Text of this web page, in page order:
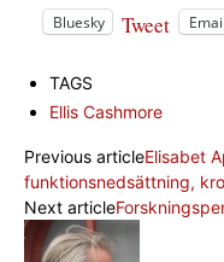
Bluesky Tweet Email
TAGS
Ellis Cashmore
Previous articleElisabet
funktionsnedsättning,
Next article